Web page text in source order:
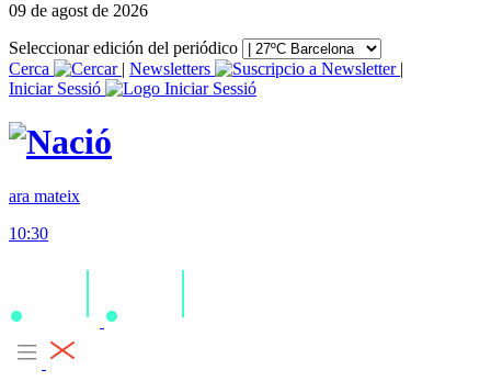
09 de agost de 2026
Seleccionar edición del periódico
Cerca
| Newsletters
|
Iniciar Sessió
ara mateix
10:30